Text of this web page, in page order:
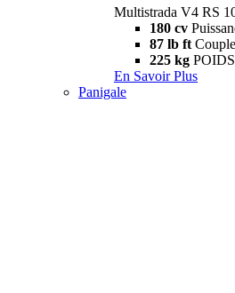
Multistrada V4 RS
180 cv
87 lb ft Couple
225 kg
En Savoir Plus
Panigale